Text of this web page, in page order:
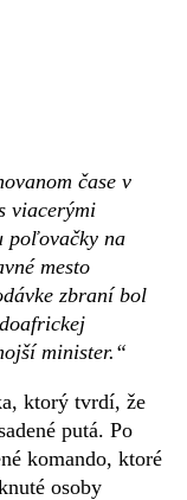
čase v
viacerými
poľovačky na
mesto
zbraní bol
minister.“
ktorý tvrdí, že
putá. Po
komando, ktoré
osoby